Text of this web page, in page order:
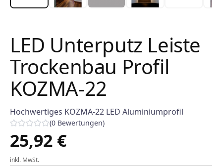
LED Unterputz Leiste
Trockenbau Profil
KOZMA-22
Hochwertiges KOZMA-22 LED Aluminiumprofil
(0 Bewertungen)
25,92 €
inkl. MwSt.